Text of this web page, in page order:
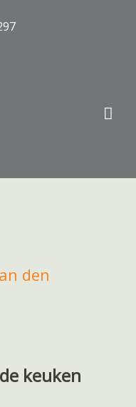
den
keuken